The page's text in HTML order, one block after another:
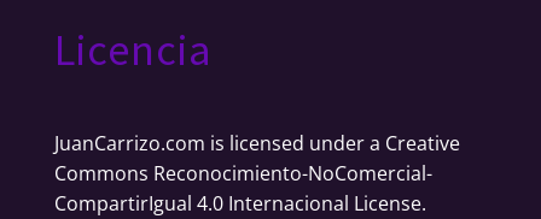
Licencia
JuanCarrizo.com is licensed under a Creative
Commons Reconocimiento-NoComercial-
CompartirIgual 4.0 Internacional License.